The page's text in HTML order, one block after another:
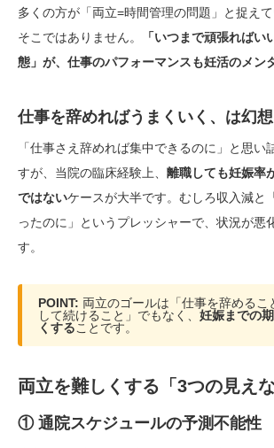
多くの方が「両立=時間管理の問題」と捉え
そこではありません。
「いつまで頑張れば
態」が、仕事のパフォーマンスも妊活のメン
仕事を辞めればうまくいく、は幻想
「仕事さえ辞めれば集中できるのに」と思い
すが、当院の臨床経験上、 離職しても妊娠率
ではないケースが大半です。むしろ収入減と
ったのに」というプレッシャーで、状況が悪
す。
POINT: 両立のゴールは「仕事を辞めるこ
して続けること」でもなく、 妊娠までの
くすることです。
両立を難しくする「3つの見えな
① 通院スケジュールの予測不能性